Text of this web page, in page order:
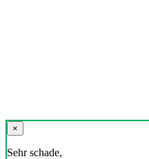
×
Sehr schade,